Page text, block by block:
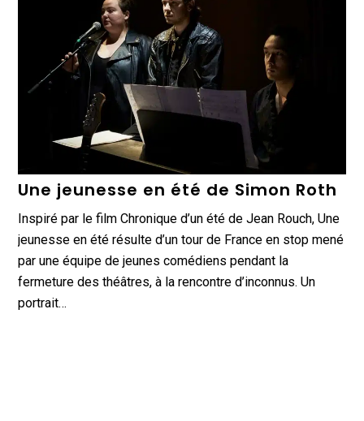
Une jeunesse en été de Simon Roth
Inspiré par le film Chronique d’un été de Jean Rouch, Une
jeunesse en été résulte d’un tour de France en stop mené
par une équipe de jeunes comédiens pendant la
fermeture des théâtres, à la rencontre d’inconnus. Un
portrait…